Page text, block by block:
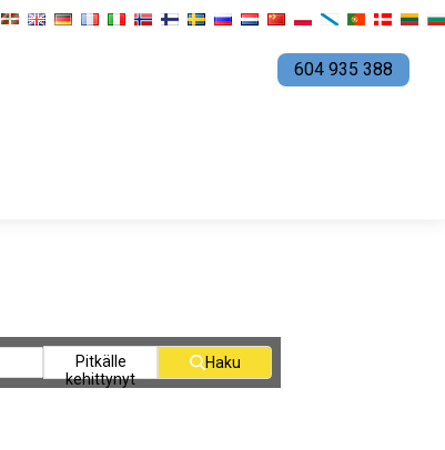
604 935 388
Pitkälle
kehittynyt
Haku